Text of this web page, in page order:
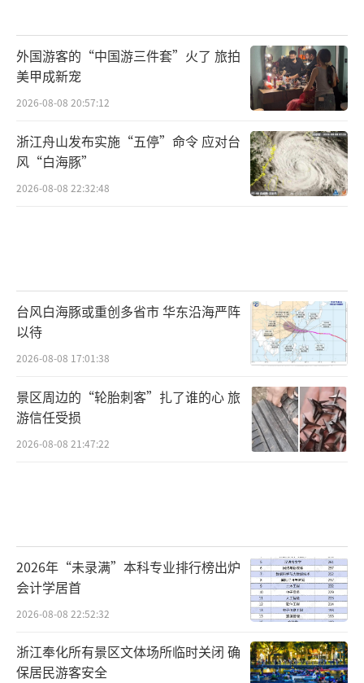
外国游客的“中国游三件套”火了 旅拍
美甲成新宠
2026-08-08 20:57:12
浙江舟山发布实施“五停”命令 应对台
风“白海豚”
2026-08-08 22:32:48
台风白海豚或重创多省市 华东沿海严阵
以待
2026-08-08 17:01:38
景区周边的“轮胎刺客”扎了谁的心 旅
游信任受损
2026-08-08 21:47:22
2026年“未录满”本科专业排行榜出炉
会计学居首
2026-08-08 22:52:32
浙江奉化所有景区文体场所临时关闭 确
保居民游客安全